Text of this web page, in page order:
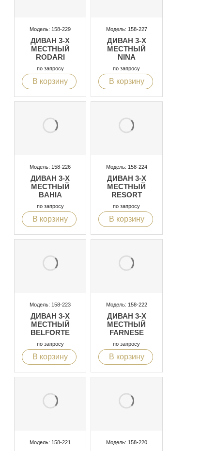
Модель: 158-229
ДИВАН 3-Х
МЕСТНЫЙ
RODARI
по запросу
В корзину
Модель: 158-227
ДИВАН 3-Х
МЕСТНЫЙ
NINA
по запросу
В корзину
Модель: 158-226
ДИВАН 3-Х
МЕСТНЫЙ
BAHIA
по запросу
В корзину
Модель: 158-224
ДИВАН 3-Х
МЕСТНЫЙ
RESORT
по запросу
В корзину
Модель: 158-223
ДИВАН 3-Х
МЕСТНЫЙ
BELFORTE
по запросу
В корзину
Модель: 158-222
ДИВАН 3-Х
МЕСТНЫЙ
FARNESE
по запросу
В корзину
Модель: 158-221 Модель: 158-220